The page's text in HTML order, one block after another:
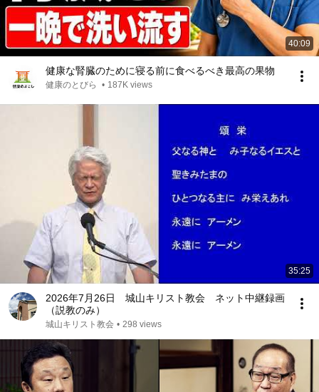
40:09
健康な腎臓のために寝る前に食べるべき最高の果物
健康のとびら • 187K views
35:25
2026年7月26日 城山キリスト教会 ネット中継録画
（説教のみ）
城山キリスト教会 • 298 views